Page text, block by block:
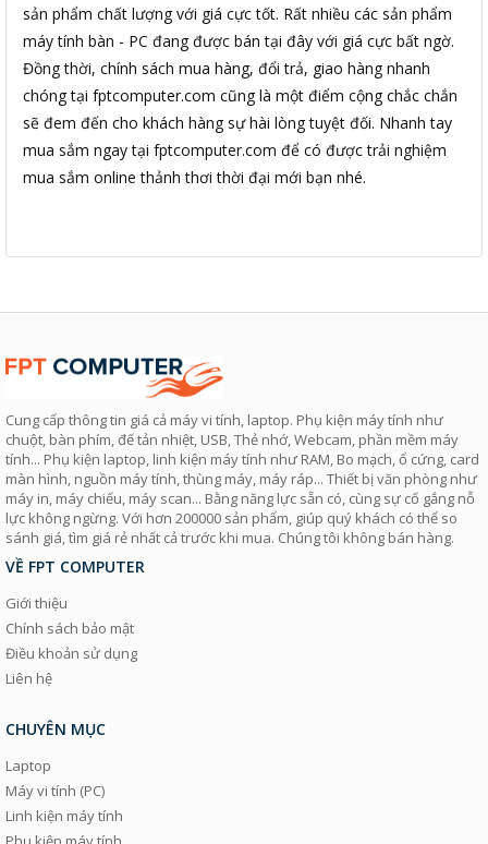
sản phẩm chất lượng với giá cực tốt. Rất nhiều các sản phẩm
máy tính bàn - PC đang được bán tại đây với giá cực bất ngờ.
Đồng thời, chính sách mua hàng, đổi trả, giao hàng nhanh
chóng tại fptcomputer.com cũng là một điểm cộng chắc chắn
sẽ đem đến cho khách hàng sự hài lòng tuyệt đối. Nhanh tay
mua sắm ngay tại fptcomputer.com để có được trải nghiệm
mua sắm online thảnh thơi thời đại mới bạn nhé.
Cung cấp thông tin giá cả máy vi tính, laptop. Phụ kiện máy tính như
chuột, bàn phím, đế tản nhiệt, USB, Thẻ nhớ, Webcam, phần mềm máy
tính... Phụ kiện laptop, linh kiện máy tính như RAM, Bo mạch, ổ cứng, card
màn hình, nguồn máy tính, thùng máy, máy ráp... Thiết bị văn phòng như
máy in, máy chiếu, máy scan... Bằng năng lực sẵn có, cùng sự cố gắng nỗ
lực không ngừng. Với hơn 200000 sản phẩm, giúp quý khách có thể so
sánh giá, tìm giá rẻ nhất cả trước khi mua. Chúng tôi không bán hàng.
VỀ FPT COMPUTER
Giới thiệu
Chính sách bảo mật
Điều khoản sử dụng
Liên hệ
CHUYÊN MỤC
Laptop
Máy vi tính (PC)
Linh kiện máy tính